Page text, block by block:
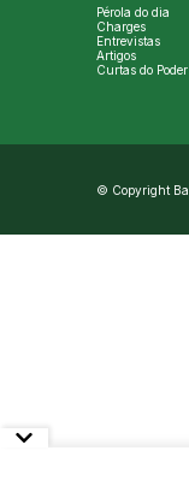
Pérola do dia
Charges
Entrevistas
Artigos
Curtas do Poder
© Copyright